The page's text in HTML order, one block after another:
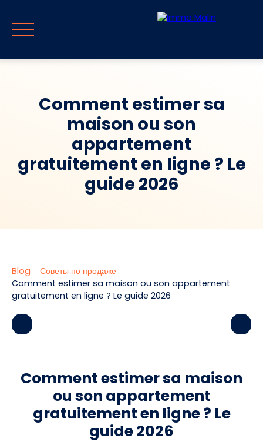
Продавать Покупать Путеводитель и блог
RU Оценивать Немедленный отзыв
Comment estimer sa
maison ou son
appartement
gratuitement en ligne ? Le
guide 2026
Blog
Советы по продаже
Comment estimer sa maison ou son appartement
gratuitement en ligne ? Le guide 2026
Comment estimer sa maison
ou son appartement
gratuitement en ligne ? Le
guide 2026